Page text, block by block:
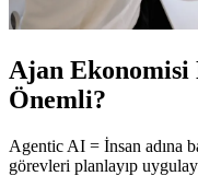
Ajan Ekonomisi
Önemli?
Agentic AI = İnsan adına
görevleri planlayıp